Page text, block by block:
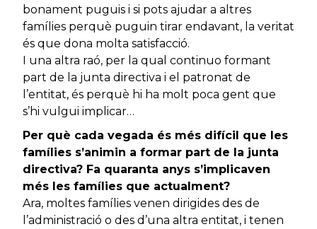
bonament puguis i si pots ajudar a altres
famílies perquè puguin tirar endavant, la veritat
és que dona molta satisfacció.
I una altra raó, per la qual continuo formant
part de la junta directiva i el patronat de
l’entitat, és perquè hi ha molt poca gent que
s’hi vulgui implicar…
Per què cada vegada és més difícil que les
famílies s’animin a formar part de la junta
directiva? Fa quaranta anys s’implicaven
més les famílies que actualment?
Ara, moltes famílies venen dirigides des de
l’administració o des d’una altra entitat, i tenen